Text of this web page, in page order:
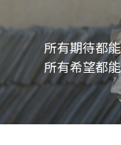
社
會
福
所有期待都
所有希望都